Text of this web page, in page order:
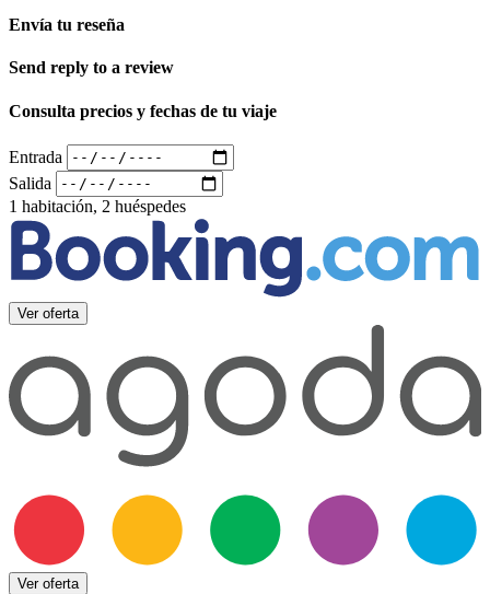
Envía tu reseña
Send reply to a review
Consulta precios y fechas de tu viaje
Entrada
Salida
1 habitación, 2 huéspedes
Ver oferta
Ver oferta